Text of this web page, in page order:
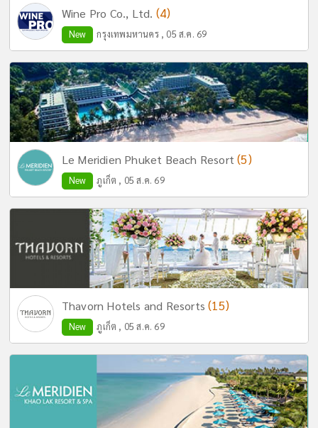
Wine Pro Co., Ltd. (4)
New กรุงเทพมหานคร , 05 ส.ค. 69
Le Meridien Phuket Beach Resort(5)
New ภูเก็ต , 05 ส.ค. 69
Thavorn Hotels and Resorts(15)
New ภูเก็ต , 05 ส.ค. 69